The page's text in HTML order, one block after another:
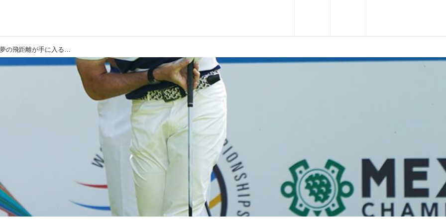
【ローリー・マキロイ】全部そろうと夢の飛距離が手に入る。“踏む・回す・跳ぶ”の最強バランスで飛ばす